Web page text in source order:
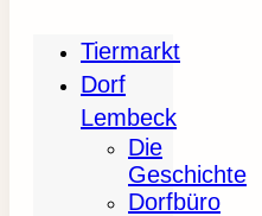
Tiermarkt
Dorf
Lembeck
Die
Geschichte
Dorfbüro